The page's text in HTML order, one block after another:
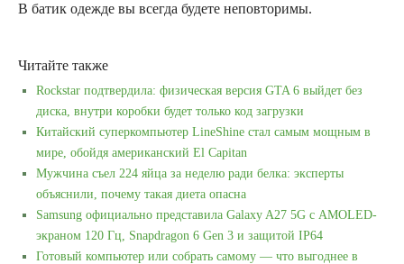
В батик одежде вы всегда будете неповторимы.
Читайте также
Rockstar подтвердила: физическая версия GTA 6 выйдет без
диска, внутри коробки будет только код загрузки
Китайский суперкомпьютер LineShine стал самым мощным в
мире, обойдя американский El Capitan
Мужчина съел 224 яйца за неделю ради белка: эксперты
объяснили, почему такая диета опасна
Samsung официально представила Galaxy A27 5G с AMOLED-
экраном 120 Гц, Snapdragon 6 Gen 3 и защитой IP64
Готовый компьютер или собрать самому — что выгоднее в